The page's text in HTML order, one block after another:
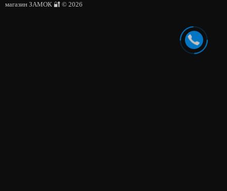
магазин ЗАМОК 🔐 © 2026